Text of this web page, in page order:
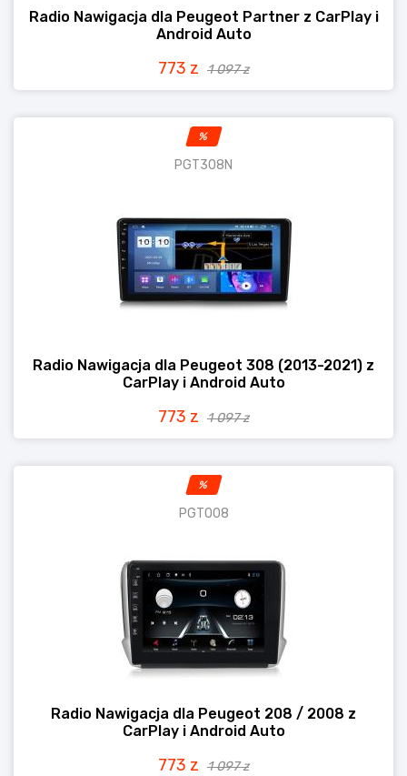
Radio Nawigacja dla Peugeot Partner z CarPlay i
Android Auto
773 z 1 097 z
%
PGT308N
Radio Nawigacja dla Peugeot 308 (2013-2021) z
CarPlay i Android Auto
773 z 1 097 z
%
PGT008
Radio Nawigacja dla Peugeot 208 / 2008 z
CarPlay i Android Auto
773 z 1 097 z